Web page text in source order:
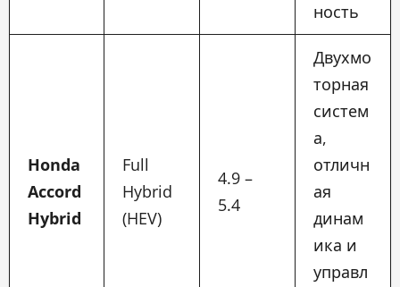
ность
Honda
Accord
Hybrid
Full
Hybrid
(HEV)
4.9 –
5.4
Двухмо
торная
систем
а,
отличн
ая
динам
ика и
управл